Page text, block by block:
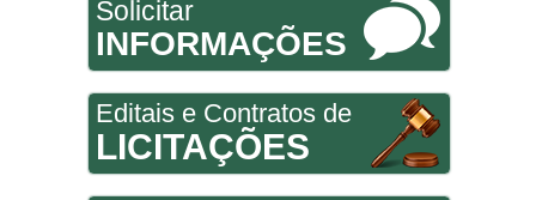
Solicitar
INFORMAÇÕES
Editais e Contratos de
LICITAÇÕES